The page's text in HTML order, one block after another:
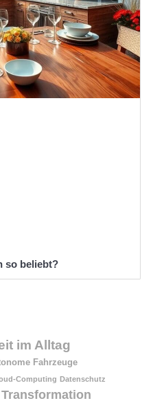
so beliebt?
im Alltag
Fahrzeuge
Computing Datenschutz